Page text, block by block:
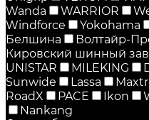
Wanda
WARRIOR
Windforce
Yokohama
Белшина
Волтайр-
Кировский шинный
UNISTAR
MILEKING
Sunwide
Lassa
RoadX
PACE Ikon
Nankang